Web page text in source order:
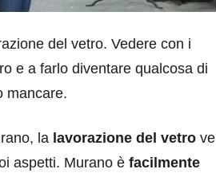
del vetro. Vedere con i
e a farlo diventare qualcosa di
mancare.
la lavorazione del vetro ve
aspetti. Murano è facilmente